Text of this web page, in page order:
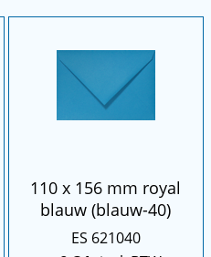
110 x 156 mm royal
blauw (blauw-40)
ES 621040